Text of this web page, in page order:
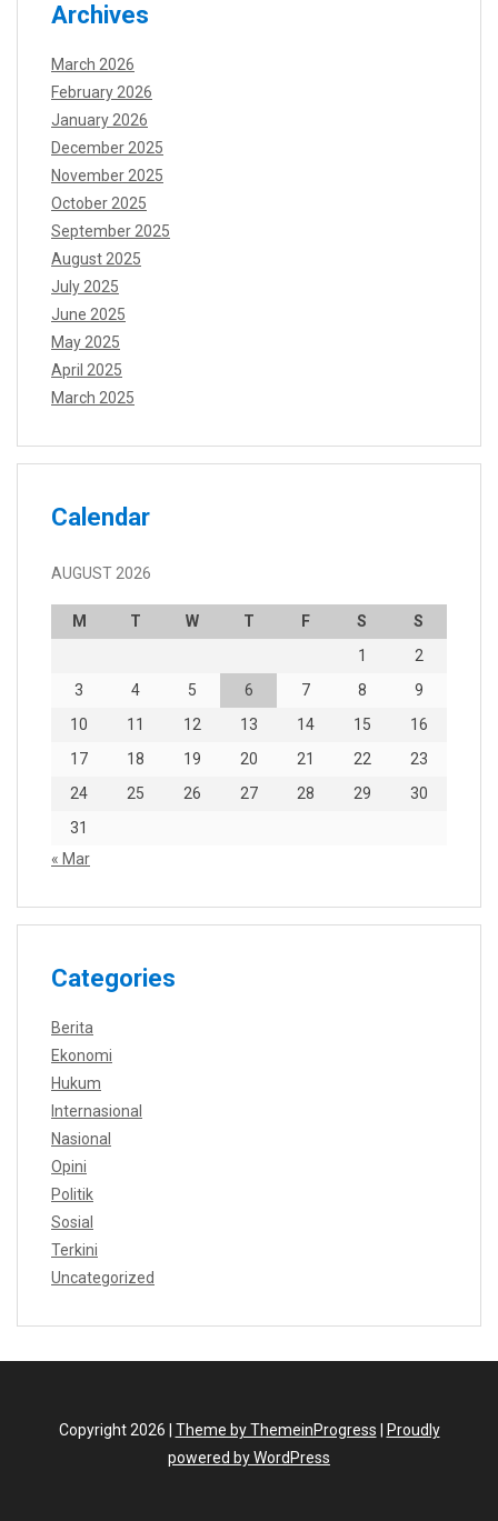
Archives
March 2026
February 2026
January 2026
December 2025
November 2025
October 2025
September 2025
August 2025
July 2025
June 2025
May 2025
April 2025
March 2025
Calendar
AUGUST 2026
M T W T F S
S
1
2
3
4 5 6 7 8
9
10
11 12 13 14 15
16
17
18 19 20 21 22
23
24
25 26 27 28 29
30
31
« Mar
Categories
Berita
Ekonomi
Hukum
Internasional
Nasional
Opini
Politik
Sosial
Terkini
Uncategorized
Copyright 2026 | Theme by ThemeinProgress
Proudly
powered by WordPress